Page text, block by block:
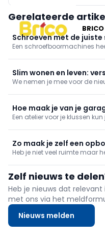
BRICO
Gerelateerde
Schroeven met de juiste
Een schroefboormachines
Slim wonen en leven:
tiltips
We nemen je mee voor de
Hoe maak je van je
Een atelier voor je klussen
inrichting. Roger is
Zo maak je zelf een
Heb je niet veel ruimte maar
opbergen.
Zelf nieuws te
Heb je nieuws dat
met ons via het
Nieuws melden